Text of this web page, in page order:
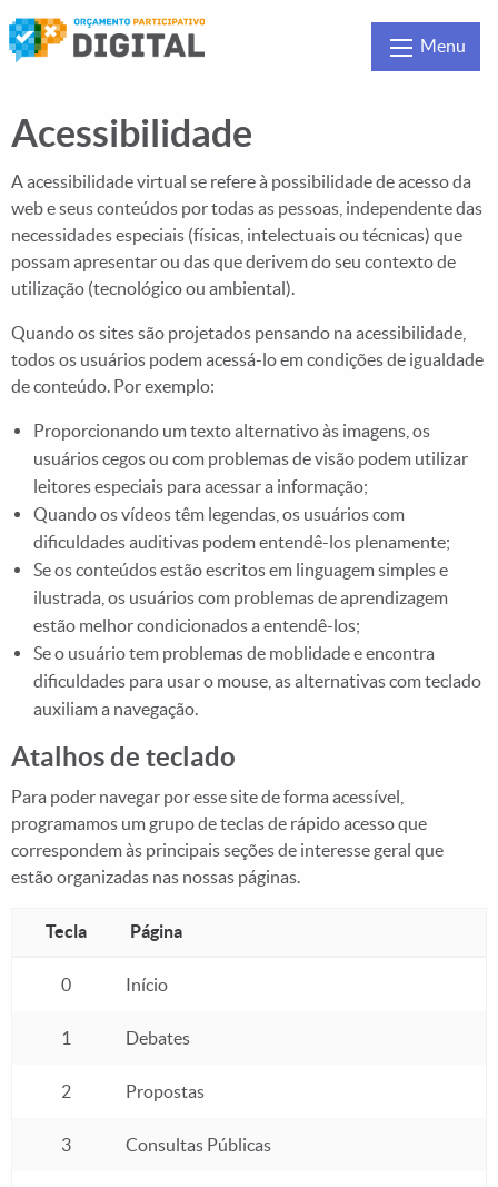
OP Digital do Município de
OP Digital do Município
Menu
Acessibilidade
A acessibilidade virtual se refere à possibilidade de acesso da
web e seus conteúdos por todas as pessoas, independente das
necessidades especiais (físicas, intelectuais ou técnicas) que
possam apresentar ou das que derivem do seu contexto de
utilização (tecnológico ou ambiental).
Quando os sites são projetados pensando na acessibilidade,
todos os usuários podem acessá-lo em condições de igualdade
de conteúdo. Por exemplo:
Proporcionando um texto alternativo às imagens, os
usuários cegos ou com problemas de visão podem utilizar
leitores especiais para acessar a informação;
Quando os vídeos têm legendas, os usuários com
dificuldades auditivas podem entendê-los plenamente;
Se os conteúdos estão escritos em linguagem simples e
ilustrada, os usuários com problemas de aprendizagem
estão melhor condicionados a entendê-los;
Se o usuário tem problemas de moblidade e encontra
dificuldades para usar o mouse, as alternativas com teclado
auxiliam a navegação.
Atalhos de teclado
Para poder navegar por esse site de forma acessível,
programamos um grupo de teclas de rápido acesso que
correspondem às principais seções de interesse geral que
estão organizadas nas nossas páginas.
Tecla Página
0 Início
1 Debates
2 Propostas
3 Consultas Públicas